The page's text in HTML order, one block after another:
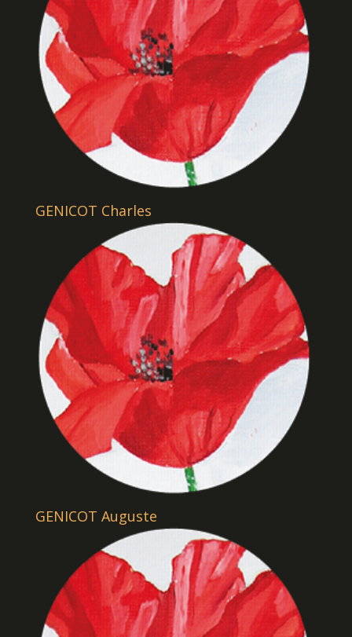
GENICOT Charles
GENICOT Auguste